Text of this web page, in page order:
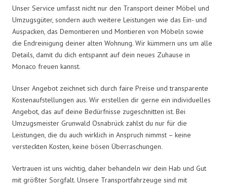
Unser Service umfasst nicht nur den Transport deiner Möbel und
Umzugsgüter, sondern auch weitere Leistungen wie das Ein- und
Auspacken, das Demontieren und Montieren von Möbeln sowie
die Endreinigung deiner alten Wohnung. Wir kümmern uns um alle
Details, damit du dich entspannt auf dein neues Zuhause in
Monaco freuen kannst.
Unser Angebot zeichnet sich durch faire Preise und transparente
Kostenaufstellungen aus. Wir erstellen dir gerne ein individuelles
Angebot, das auf deine Bedürfnisse zugeschnitten ist. Bei
Umzugsmeister Grunwald Osnabrück zahlst du nur für die
Leistungen, die du auch wirklich in Anspruch nimmst – keine
versteckten Kosten, keine bösen Überraschungen.
Vertrauen ist uns wichtig, daher behandeln wir dein Hab und Gut
mit größter Sorgfalt. Unsere Transportfahrzeuge sind mit